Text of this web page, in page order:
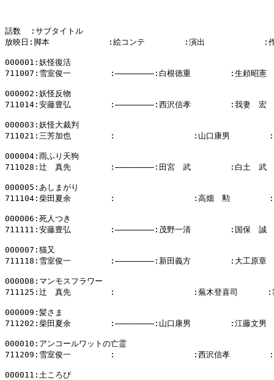
話数  :サブタイトル
放映日:脚本            :絵コンテ        :演出            :作
000001:妖怪復活
711007:雪室俊一        :――――――――:白根徳重        :生頼昭憲
000002:妖怪反物
711014:安藤豊弘        :――――――――:西沢信孝        :我妻　宏
000003:妖怪大裁判
711021:三芳加也        :                :山口康男        :窪
000004:雨ふり天狗
711028:辻　真先        :――――――――:田宮　武        :白土　武
000005:あしまがり
711104:柴田夏余        :                :高畑　勲        :森
000006:死人つき
711111:安藤豊弘        :――――――――:茂野一清        :国保　誠
000007:猫又
711118:雪室俊一        :――――――――:新田義方        :大工原章
000008:マンモスフラワー
711125:辻　真先        :                :蕪木登喜司      :我
000009:髪さま
711202:柴田夏余        :――――――――:山口康男        :江藤文男
000010:アンコールワットの亡霊
711209:雪室俊一        :                :西沢信孝        :白
000011:土ころび